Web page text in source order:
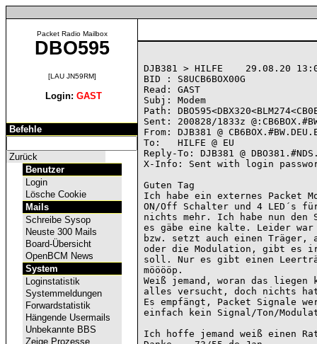
Packet Radio Mailbox
DBO595
[LAU JN59RM]
Login: GAST
Befehle
Zurück
Benutzer
Login
Lösche Cookie
Mails
Schreibe Sysop
Neuste 300 Mails
Board-Übersicht
OpenBCM News
System
Loginstatistik
Systemmeldungen
Forwardstatistik
Hängende Usermails
Unbekannte BBS
Zeige Prozesse
DJB381 > HILFE    29.08.20
BID : S8UCB6BOX00G
Read: GAST
Subj: Modem
Path:
Sent: 200828/1833z
From: DJB381 @
To:   HILFE @ EU
Reply-To: DJB381 @
X-Info: Sent with login
Guten Tag
Ich habe ein externes Packet
ON/Off Schalter und 4 LED´s
nichts mehr. Ich habe nun
es gäbe eine kalte. Leider war
bzw. setzt auch einen Träger,
oder die Modulation, gibt es
soll. Nur es gibt einen
mööööp.
Weiß jemand, woran das
alles versucht, doch nichts
Es empfängt, Packet Signale
einfach kein Signal/Ton/
Ich hoffe jemand weiß einen